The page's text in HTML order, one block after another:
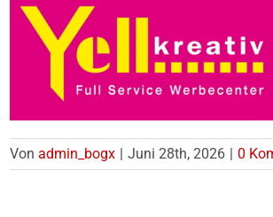
Von admin_bogx | Juni 28th, 2026 | 0